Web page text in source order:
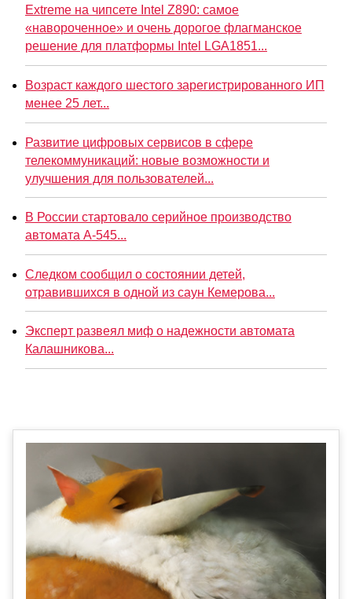
Extreme на чипсете Intel Z890: самое
«навороченное» и очень дорогое флагманское
решение для платформы Intel LGA1851...
Возраст каждого шестого зарегистрированного ИП
менее 25 лет...
Развитие цифровых сервисов в сфере
телекоммуникаций: новые возможности и
улучшения для пользователей...
В России стартовало серийное производство
автомата А-545...
Следком сообщил о состоянии детей,
отравившихся в одной из саун Кемерова...
Эксперт развеял миф о надежности автомата
Калашникова...